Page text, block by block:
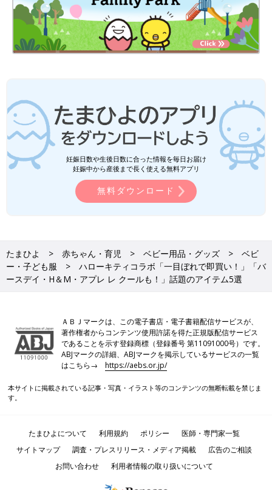
妊娠日数や生後日数に合った情報を毎日お届け
妊娠中から産後まで長く使える無料アプリ
無料ダウンロード
たまひよ 赤ちゃん・育児 ベビー用品・グッズ
ベビ
ー・子ども服
ハローキティコラボ「一目ぼれで即買い！」「バ
ースデイ・H＆М・アプレ レ クールも！」話題のアイテム5選
ＡＢＪマークは、この電子書店・電子書籍配信サービスが、
著作権者からコンテンツ使用許諾を得た正規版配信サービス
であることを示す登録商標（登録番号 第11091000号）です。
ABJマークの詳細、ABJマークを掲示しているサービスの一覧
はこちら→https://aebs.or.jp/
本サイトに掲載されている記事・写真・イラスト等のコンテンツの無断転載を禁じま
す。
たまひよについて 利用規約 ポリシー
医師・専門家一覧
サイトマップ
調査・プレスリリース・メディア掲載
広告のご相談
お問い合わせ
利用者情報の取り扱いについて